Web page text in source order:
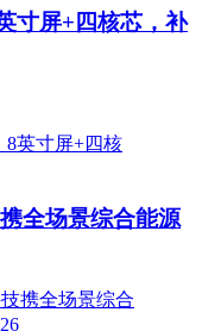
寸屏+四核芯，补
全场景综合能源